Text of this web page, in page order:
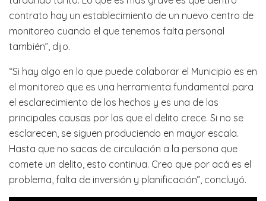
contrato hay un establecimiento de un nuevo centro de
monitoreo cuando el que tenemos falta personal
también”, dijo.
“Si hay algo en lo que puede colaborar el Municipio es en
el monitoreo que es una herramienta fundamental para
el esclarecimiento de los hechos y es una de las
principales causas por las que el delito crece. Si no se
esclarecen, se siguen produciendo en mayor escala.
Hasta que no sacas de circulación a la persona que
comete un delito, esto continua. Creo que por acá es el
problema, falta de inversión y planificación”, concluyó.